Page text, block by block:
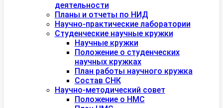
деятельности
Планы и отчеты по НИД
Научно-практические лаборатории
Студенческие научные кружки
Научные кружки
Положение о студенческих
научных кружках
План работы научного кружка
Состав СНК
Научно-методический совет
Положение о НМС